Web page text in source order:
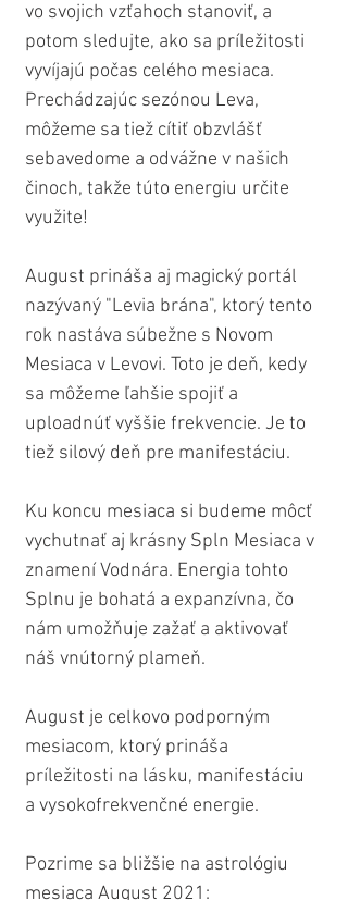
vo svojich vzťahoch stanoviť, a
potom sledujte, ako sa príležitosti
vyvíjajú počas celého mesiaca.
Prechádzajúc sezónou Leva,
môžeme sa tiež cítiť obzvlášť
sebavedome a odvážne v našich
činoch, takže túto energiu určite
využite!
August prináša aj magický portál
nazývaný "Levia brána", ktorý tento
rok nastáva súbežne s Novom
Mesiaca v Levovi. Toto je deň, kedy
sa môžeme ľahšie spojiť a
uploadnúť vyššie frekvencie. Je to
tiež silový deň pre manifestáciu.
Ku koncu mesiaca si budeme môcť
vychutnať aj krásny Spln Mesiaca v
znamení Vodnára. Energia tohto
Splnu je bohatá a expanzívna, čo
nám umožňuje zažať a aktivovať
náš vnútorný plameň.
August je celkovo podporným
mesiacom, ktorý prináša
príležitosti na lásku, manifestáciu
a vysokofrekvenčné energie.
Pozrime sa bližšie na astrológiu
mesiaca August 2021: